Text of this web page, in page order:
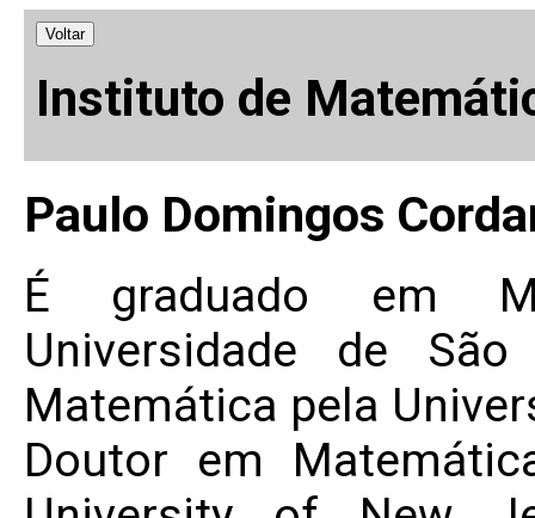
Voltar
Instituto de
Paulo Domingos
É graduado em
Universidade de
Matemática pela
Doutor em